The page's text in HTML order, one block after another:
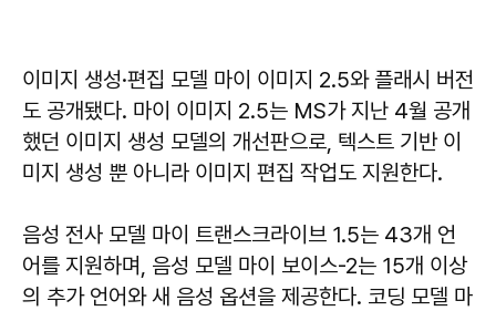
이미지 생성·편집 모델 마이 이미지 2.5와 플래시 버전
도 공개됐다. 마이 이미지 2.5는 MS가 지난 4월 공개
했던 이미지 생성 모델의 개선판으로, 텍스트 기반 이
미지 생성 뿐 아니라 이미지 편집 작업도 지원한다.
음성 전사 모델 마이 트랜스크라이브 1.5는 43개 언
어를 지원하며, 음성 모델 마이 보이스-2는 15개 이상
의 추가 언어와 새 음성 옵션을 제공한다. 코딩 모델 마